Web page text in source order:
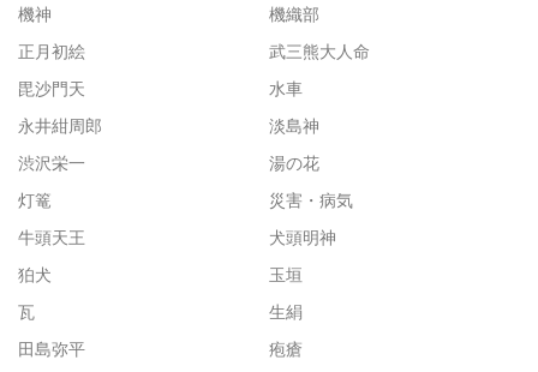
機神
機織部
正月初絵
武三熊大人命
毘沙門天
水車
永井紺周郎
淡島神
渋沢栄一
湯の花
灯篭
災害・病気
牛頭天王
犬頭明神
狛犬
玉垣
瓦
生絹
田島弥平
疱瘡